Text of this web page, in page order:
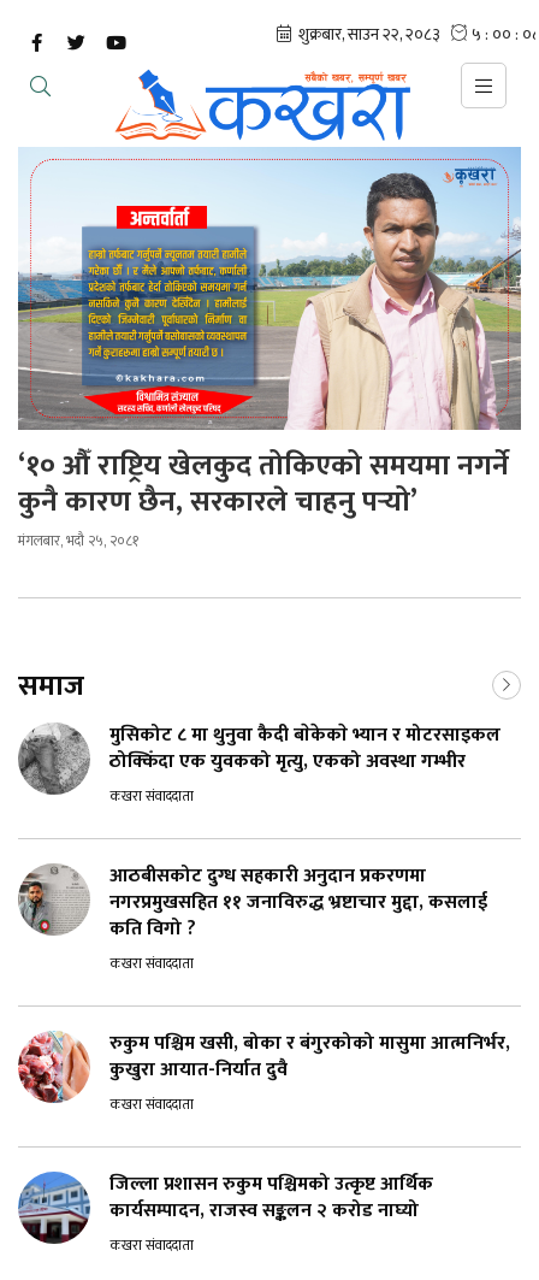
‘१० औँ राष्ट्रिय खेलकुद तोकिएको समयमा नगर्ने
कुनै कारण छैन, सरकारले चाहनु पर्‍यो’
मंगलबार, भदौ २५, २०८१
समाज
मुसिकोट ८ मा थुनुवा कैदी बाेकेकाे भ्यान र मोटरसाइकल
ठोक्किँदा एक युवकको मृत्यु, एकको अवस्था गम्भीर
कखरा संवाददाता
आठबीसकोट दुग्ध सहकारी अनुदान प्रकरणमा
नगरप्रमुखसहित ११ जनाविरुद्ध भ्रष्टाचार मुद्दा, कसलाई
कति विगो ?
कखरा संवाददाता
रुकुम पश्चिम खसी, बोका र बंगुरकोको मासुमा आत्मनिर्भर,
कुखुरा आयात-निर्यात दुवै
कखरा संवाददाता
जिल्ला प्रशासन रुकुम पश्चिमको उत्कृष्ट आर्थिक
कार्यसम्पादन, राजस्व सङ्कलन २ करोड नाघ्यो
कखरा संवाददाता